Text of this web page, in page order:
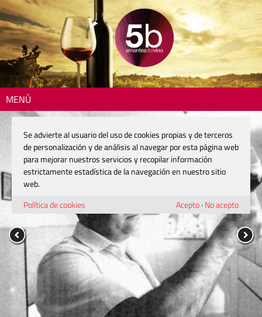
MENÚ
Se advierte al usuario del uso de cookies propias y de terceros
de personalización y de análisis al navegar por esta página web
para mejorar nuestros servicios y recopilar información
estrictamente estadística de la navegación en nuestro sitio
web.
Política de cookies
Acepto· No acepto